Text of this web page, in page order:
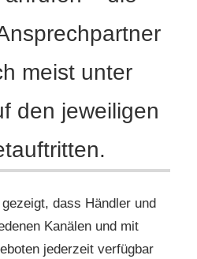
meist unter
den jeweiligen
dass Händler und
Kanälen und mit
jederzeit verfügbar